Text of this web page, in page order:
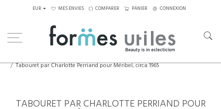
EUR MES ENVIES COMPARER PANIER CONNEXION
Tabouret par Charlotte Perriand pour Méribel, circa 1965
TABOURET PAR CHARLOTTE PERRIAND POUR